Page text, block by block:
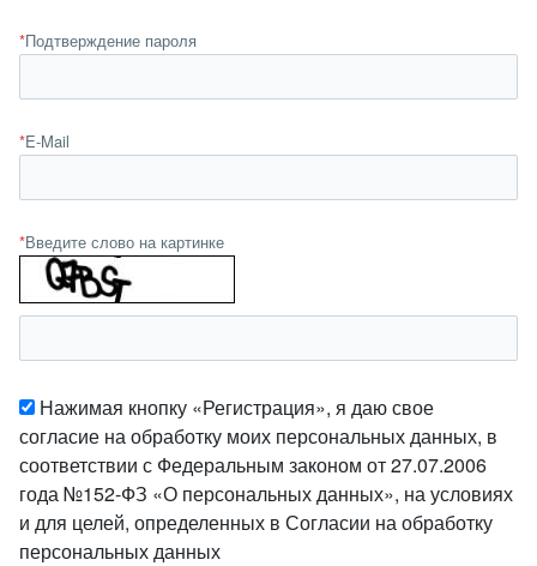
*Подтверждение пароля
*E-Mail
*Введите слово на картинке
Нажимая кнопку «Регистрация», я даю свое
согласие на обработку моих персональных данных, в
соответствии с Федеральным законом от 27.07.2006
года №152-ФЗ «О персональных данных», на условиях
и для целей, определенных в Согласии на обработку
персональных данных